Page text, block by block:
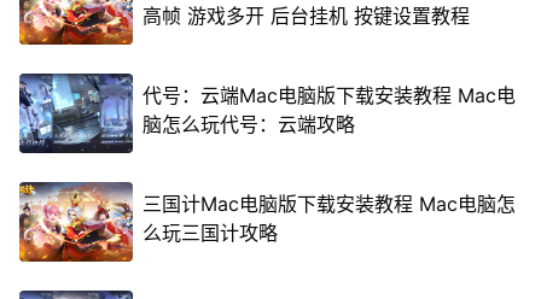
高帧 游戏多开 后台挂机 按键设置教程
代号：云端Mac电脑版下载安装教程 Mac电
脑怎么玩代号：云端攻略
三国计Mac电脑版下载安装教程 Mac电脑怎
么玩三国计攻略